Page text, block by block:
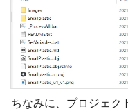
ちなみに、プロジェク